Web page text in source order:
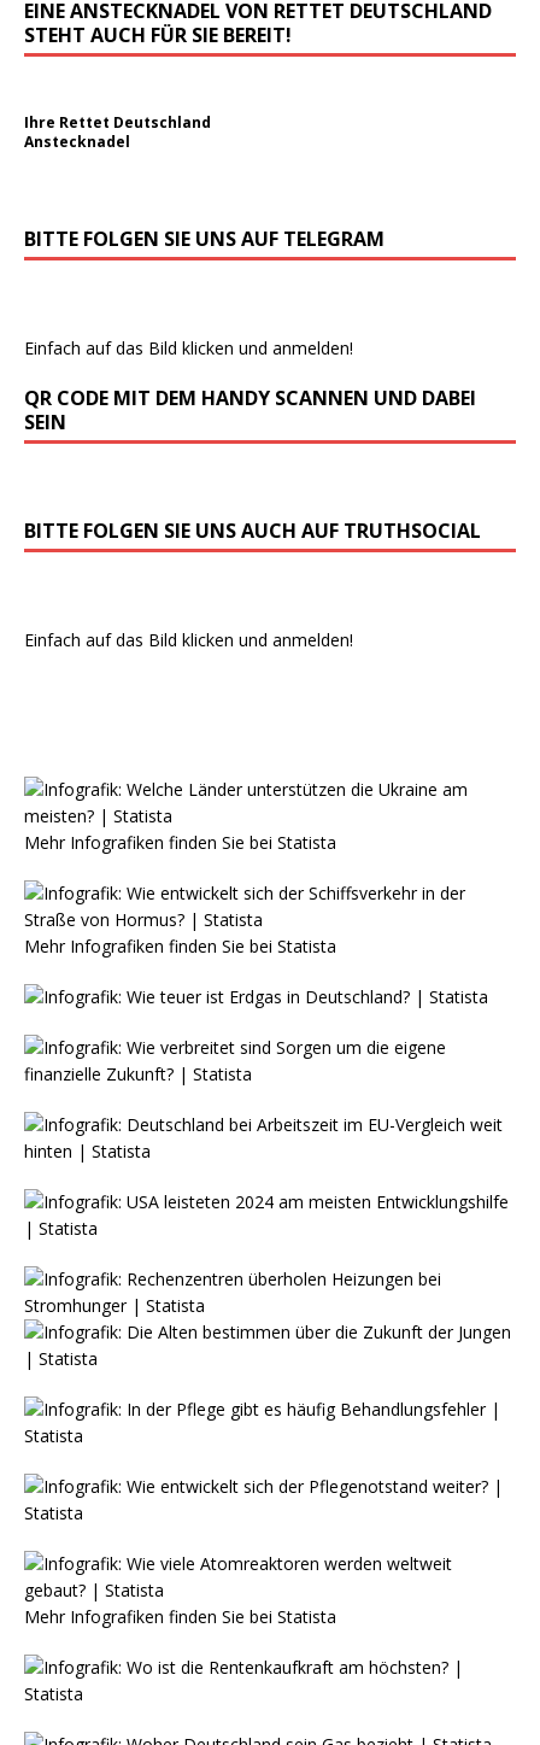
EINE ANSTECKNADEL VON RETTET DEUTSCHLAND
STEHT AUCH FÜR SIE BEREIT!
Ihre Rettet Deutschland
Anstecknadel
BITTE FOLGEN SIE UNS AUF TELEGRAM
Einfach auf das Bild klicken und anmelden!
QR CODE MIT DEM HANDY SCANNEN UND DABEI
SEIN
BITTE FOLGEN SIE UNS AUCH AUF TRUTHSOCIAL
Einfach auf das Bild klicken und anmelden!
Mehr Infografiken finden Sie bei Statista
Mehr Infografiken finden Sie bei Statista
Mehr Infografiken finden Sie bei Statista